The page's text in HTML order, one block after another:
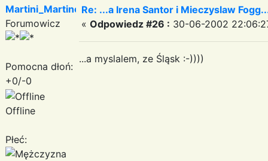
Martini_Martinez
Forumowicz
Pomocna dłoń:
+0/-0
Offline
Płeć:
Re: ...a Irena Santor i Mieczyslaw
« Odpowiedz #26 : 30-06-2002
...a myslalem, ze Śląsk :-))))